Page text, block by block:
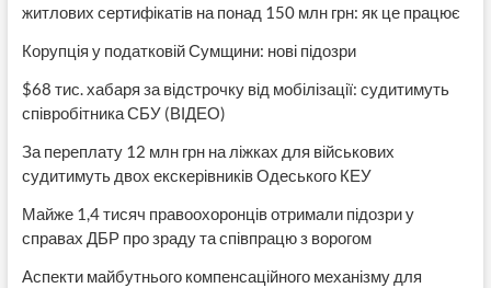
житлових сертифікатів на понад 150 млн грн: як це працює
Корупція у податковій Сумщини: нові підозри
$68 тис. хабаря за відстрочку від мобілізації: судитимуть
співробітника СБУ (ВІДЕО)
За переплату 12 млн грн на ліжках для військових
судитимуть двох екскерівників Одеського КЕУ
Майже 1,4 тисяч правоохоронців отримали підозри у
справах ДБР про зраду та співпрацю з ворогом
Аспекти майбутнього компенсаційного механізму для